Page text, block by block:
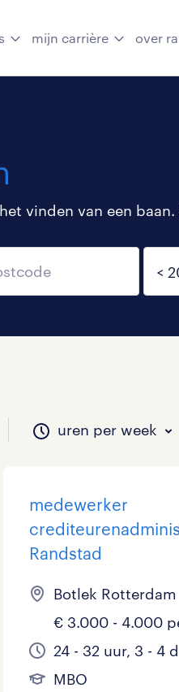
mijn carrière over
vinden van een
uren per week
je werken?
Beveiliging 0
Financieel
Geen 0
0
Master
je werken?
9 - 16 uur 0
jij willen?
Tijdelijk 4
medewerker
Randstad
Botlek Rotterdam
€ 3.000 - 4.000
24 - 32 uur, 3 - 4
MBO